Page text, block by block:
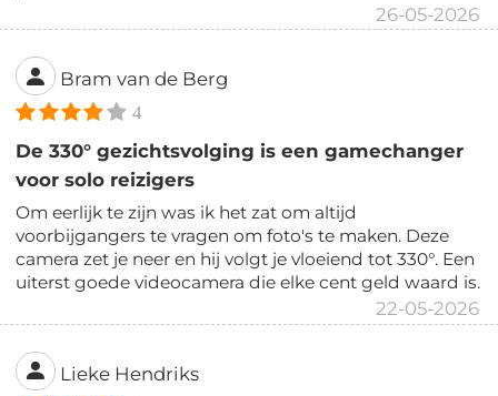
26-05-2026
Bram van de Berg
4
De 330° gezichtsvolging is een gamechanger
voor solo reizigers
Om eerlijk te zijn was ik het zat om altijd
voorbijgangers te vragen om foto's te maken. Deze
camera zet je neer en hij volgt je vloeiend tot 330°. Een
uiterst goede videocamera die elke cent geld waard is.
22-05-2026
Lieke Hendriks